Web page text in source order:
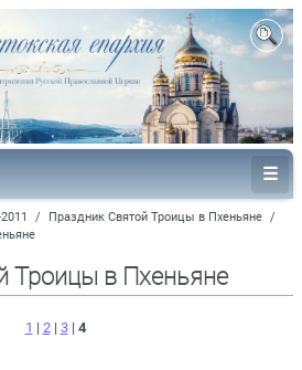
/ Праздник Святой Троицы в Пхеньяне /
Троицы в Пхеньяне
1 | 2| 3| 4